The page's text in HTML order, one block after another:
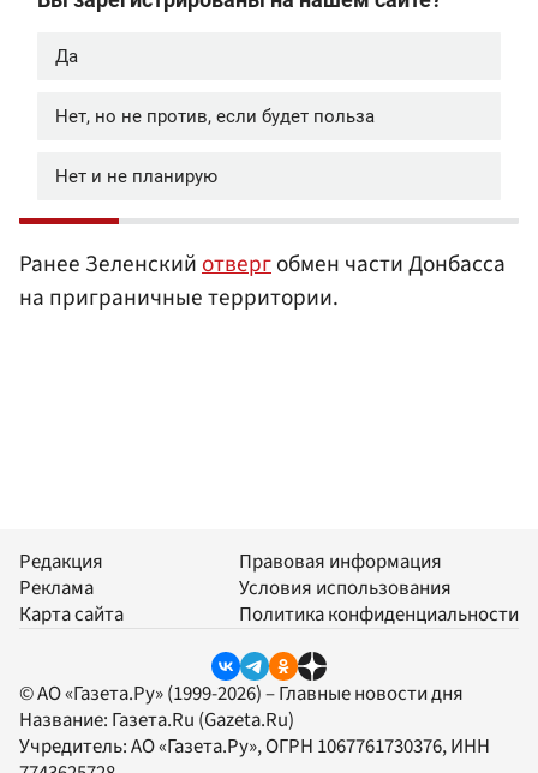
Ранее Зеленскийотвергобмен части Донбасса
на приграничные территории.
Редакция
Реклама
Карта сайта
Правовая информация
Условия использования
Политика конфиденциальности
© АО «Газета.Ру» (1999-2026) – Главные новости дня
Название: Газета.Ru (Gazeta.Ru)
Учредитель:АО «Газета.Ру», ОГРН 1067761730376, ИНН